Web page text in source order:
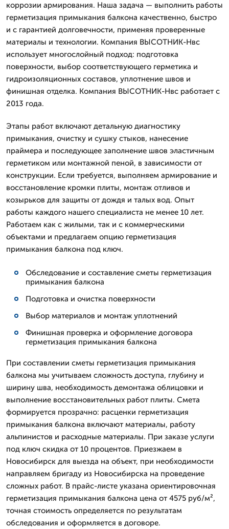
коррозии армирования. Наша задача — выполнить работы
герметизация примыкания балкона качественно, быстро
и с гарантией долговечности, применяя проверенные
материалы и технологии. Компания ВЫСОТНИК-Нвс
использует многослойный подход: подготовка
поверхности, выбор соответствующего герметика и
гидроизоляционных составов, уплотнение швов и
финишная отделка. Компания ВЫСОТНИК-Нвс работает с
2013 года.
Этапы работ включают детальную диагностику
примыкания, очистку и сушку стыков, нанесение
праймера и последующее заполнение швов эластичным
герметиком или монтажной пеной, в зависимости от
конструкции. Если требуется, выполняем армирование и
восстановление кромки плиты, монтаж отливов и
козырьков для защиты от дождя и талых вод. Опыт
работы каждого нашего специалиста не менее 10 лет.
Работаем как с жилыми, так и с коммерческими
объектами и предлагаем опцию герметизация
примыкания балкона под ключ.
Обследование и составление сметы герметизация
примыкания балкона
Подготовка и очистка поверхности
Выбор материалов и монтаж уплотнений
Финишная проверка и оформление договора
герметизация примыкания балкона
При составлении сметы герметизация примыкания
балкона мы учитываем сложность доступа, глубину и
ширину шва, необходимость демонтажа облицовки и
выполнение восстановительных работ плиты. Смета
формируется прозрачно: расценки герметизация
примыкания балкона включают материалы, работу
альпинистов и расходные материалы. При заказе услуги
под ключ скидка от 10 процентов. Приезжаем в
Новосибирск для выезда на объект, при необходимости
направляем бригаду из Новосибирска на проведение
сложных работ. В прайс-листе указана ориентировочная
герметизация примыкания балкона цена от 4575 руб/м²,
точная стоимость определяется по результатам
обследования и оформляется в договоре.